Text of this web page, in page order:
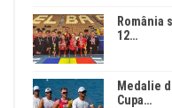
România
12…
Medalie
Cupa…